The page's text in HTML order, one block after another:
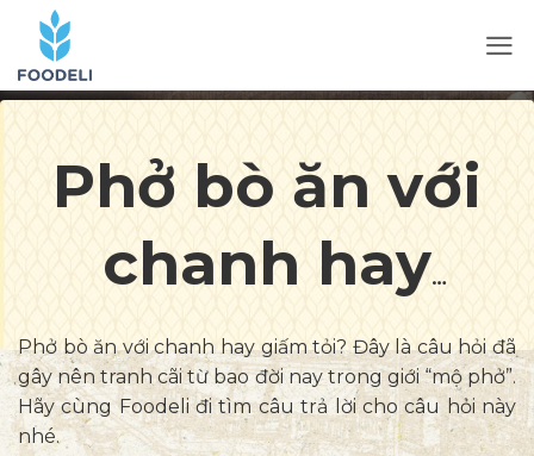
Phở bò ăn với
chanh hay
giấm tỏi? Cách
ăn phở đúng
Phở bò ăn với chanh hay giấm tỏi?Đây là câu hỏi đã
gây nên tranh cãi từ bao đời nay trong giới “mộ phở”.
Hãy cùng Foodeli đi tìm câu trả lời cho câu hỏi này
nhé.